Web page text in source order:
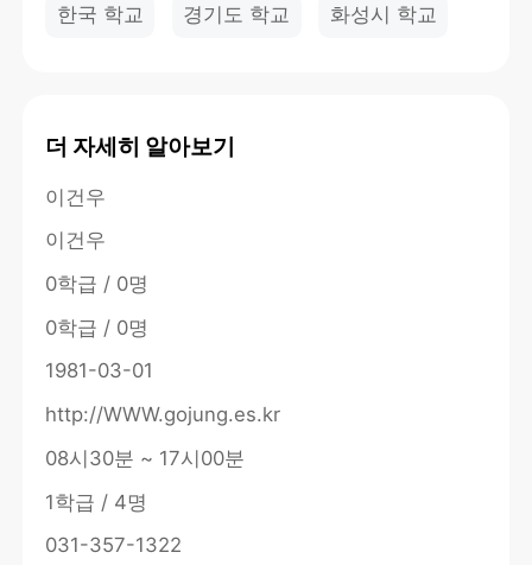
한국 학교 경기도 학교 화성시 학교
더 자세히 알아보기
이건우
이건우
0학급 / 0명
0학급 / 0명
1981-03-01
http://WWW.gojung.es.kr
08시30분 ~ 17시00분
1학급 / 4명
031-357-1322